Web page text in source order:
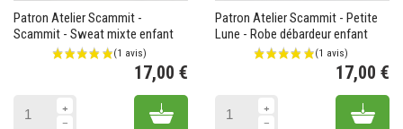
Patron Atelier Scammit -
Scammit - Sweat mixte enfant
17,00 €
Add to cart
Patron Atelier Scammit - Petite
Lune - Robe débardeur enfant
17,00 €
Add